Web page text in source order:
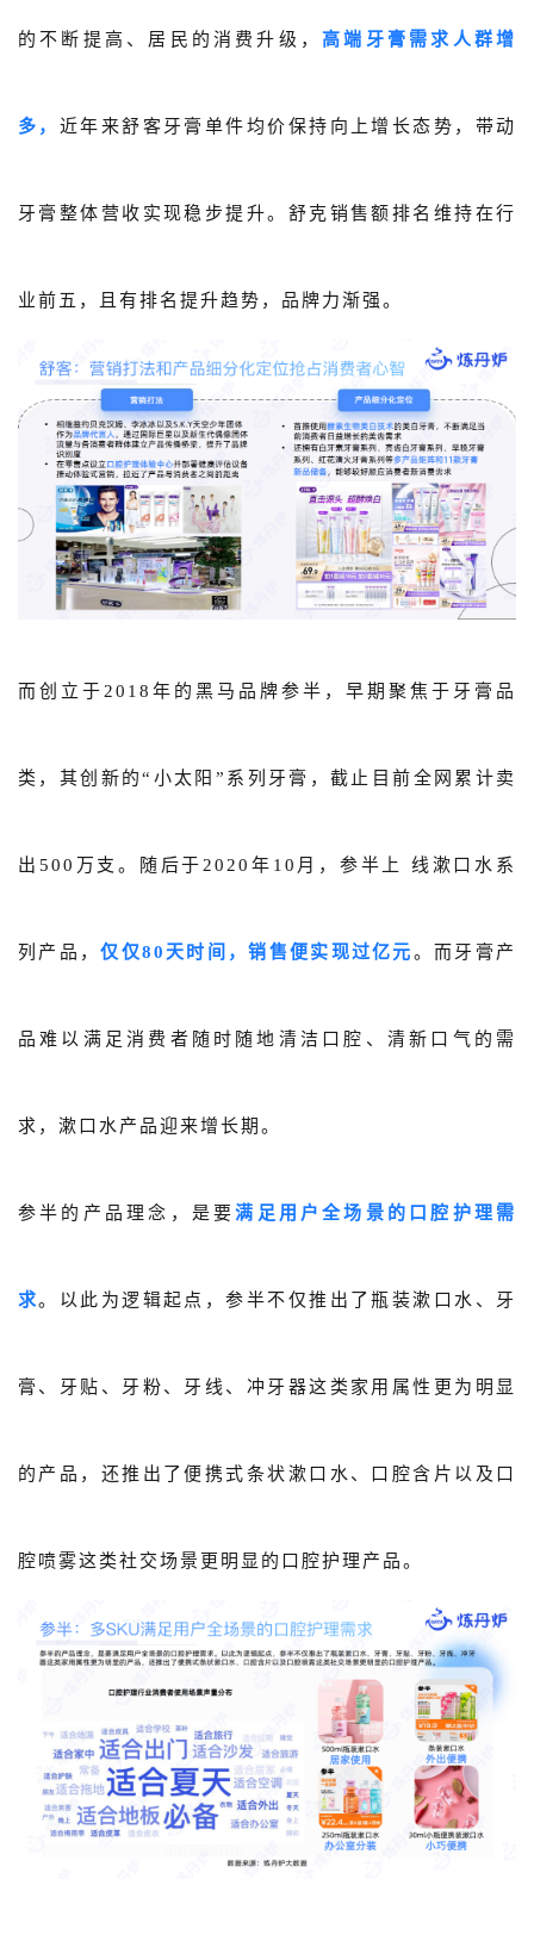
的不断提高、居民的消费升级，高端牙膏需求人群增
多， 近年来舒客牙膏单件均价保持向上增长态势，带动
牙膏整体营收实现稳步提升。舒克销售额排名维持在行
业前五，且有排名提升趋势，品牌力渐强。
而创立于2018年的黑马品牌参半，早期聚焦于牙膏品
类，其创新的“小太阳”系列牙膏，截止目前全网累计卖
出500万支。随后于2020年10月，参半上 线漱口水系
列产品，仅仅80天时间，销售便实现过亿元。而牙膏产
品难以满足消费者随时随地清洁口腔、清新口气的需
求，漱口水产品迎来增长期。
参半的产品理念，是要满足用户全场景的口腔护理需
求。以此为逻辑起点，参半不仅推出了瓶装漱口水、牙
膏、牙贴、牙粉、牙线、冲牙器这类家用属性更为明显
的产品，还推出了便携式条状漱口水、口腔含片以及口
腔喷雾这类社交场景更明显的口腔护理产品。